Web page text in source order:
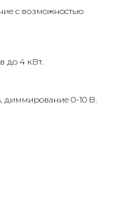
с возможностью
до 4 кВт.
диммирование 0-10 В.